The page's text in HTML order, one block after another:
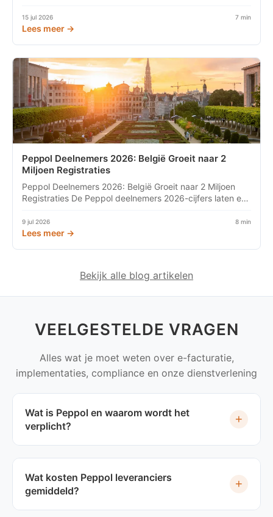
15 jul 2026 7 min
Lees meer →
Peppol Deelnemers 2026: België Groeit naar 2
Miljoen Registraties
Peppol Deelnemers 2026: België Groeit naar 2 Miljoen
Registraties De Peppol deelnemers 2026-cijfers laten een
9 jul 2026 8 min
Lees meer →
Bekijk alle blog artikelen
VEELGESTELDE VRAGEN
Alles wat je moet weten over e-facturatie,
implementaties, compliance en onze dienstverlening
Wat is Peppol en waarom wordt het
verplicht?
+
Wat kosten Peppol leveranciers
gemiddeld?
+